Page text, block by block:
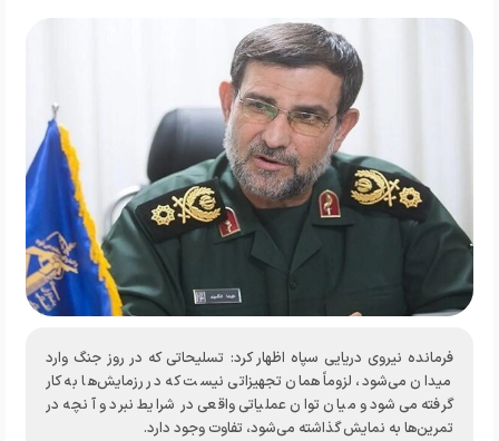
فرمانده نیروی دریایی سپاه اظهار کرد: تسلیحاتی که در روز جنگ وارد
میدان می‌شود، لزوماً همان تجهیزاتی نیست که در رزمایش‌ها به کار
گرفته می‌شود و میان توان عملیاتی واقعی در شرایط نبرد و آنچه در
تمرین‌ها به نمایش گذاشته می‌شود، تفاوت وجود دارد.